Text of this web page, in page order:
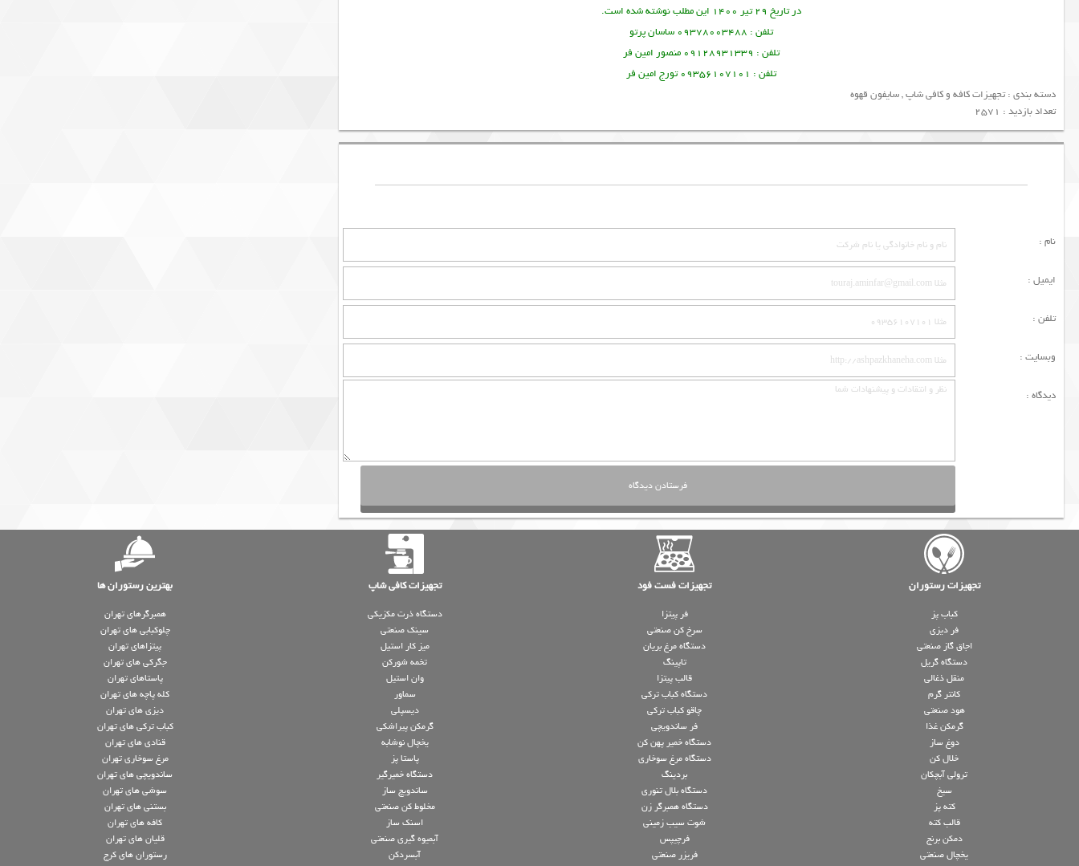
در تاریخ 29 تیر 1400 این مطلب نوشته شده است.
تلفن : 09378003488 ساسان پرتو
تلفن : 09128931339 منصور امین فر
تلفن : 09356107101 تورج امین فر
دسته بندی :تجهیزات کافه و کافی شاپ,سایفون قهوه
تعداد بازدید : 2571
نام :
ایمیل :
تلفن :
وبسایت :
دیدگاه :
تجهیزات رستوران تجهیزات فست فود تجهیزات کافی شاپ بهترین رستوران ها
کباب پز
فر دیزی
اجاق گاز صنعتی
دستگاه گریل
منقل ذغالی
کانتر گرم
هود صنعتی
گرمکن غذا
دوغ ساز
خلال کن
ترولی آبچکان
سیخ
کته پز
قالب کته
دمکن برنج
یخچال صنعتی
فر پیتزا
سرخ کن صنعتی
دستگاه مرغ بریان
تاپینگ
قالب پیتزا
دستگاه کباب ترکی
چاقو کباب ترکی
فر ساندویچی
دستگاه خمیر پهن کن
دستگاه مرغ سوخاری
بردینگ
دستگاه بلال تنوری
دستگاه همبرگر زن
شوت سیب زمینی
فرچیپس
فریزر صنعتی
دستگاه ذرت مکزیکی
سینک صنعتی
میز کار استیل
تخمه شورکن
وان استیل
سماور
دیسپلی
گرمکن پیراشکی
یخچال نوشابه
پاستا پز
دستگاه خمیرگیر
ساندویچ ساز
مخلوط کن صنعتی
اسنک ساز
آبمیوه گیری صنعتی
آبسردکن
همبرگرهای تهران
چلوکبابی های تهران
پیتزاهای تهران
جگرکی های تهران
پاستاهای تهران
کله پاچه های تهران
دیزی های تهران
کباب ترکی های تهران
قنادی های تهران
مرغ سوخاری تهران
ساندویچی های تهران
سوشی های تهران
بستنی های تهران
کافه های تهران
قلیان های تهران
رستوران های کرج